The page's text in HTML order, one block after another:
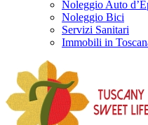
Noleggio Auto
Noleggio Bici
Servizi Sanitari
Immobili in